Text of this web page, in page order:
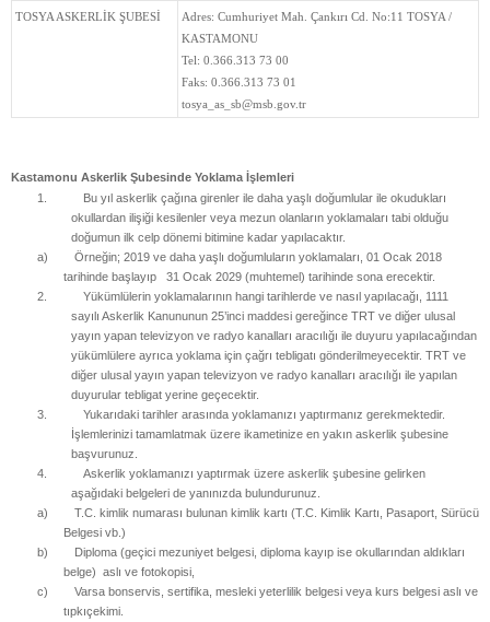
TOSYA ASKERLİK ŞUBESİ Adres: Cumhuriyet Mah. Çankırı Cd. No:11 TOSYA /
KASTAMONU
Tel: 0.366.313 73 00
Faks: 0.366.313 73 01
tosya_as_sb@msb.gov.tr
Kastamonu Askerlik Şubesinde Yoklama İşlemleri
1.
Bu yıl askerlik çağına girenler ile daha yaşlı doğumlular ile okudukları
okullardan ilişiği kesilenler veya mezun olanların yoklamaları tabi olduğu
doğumun ilk celp dönemi bitimine kadar yapılacaktır.
a)
Örneğin; 2019 ve daha yaşlı doğumluların yoklamaları, 01 Ocak 2018
tarihinde başlayıp 31 Ocak 2029 (muhtemel) tarihinde sona erecektir.
2.
Yükümlülerin yoklamalarının hangi tarihlerde ve nasıl yapılacağı, 1111
sayılı Askerlik Kanununun 25’inci maddesi gereğince TRT ve diğer ulusal
yayın yapan televizyon ve radyo kanalları aracılığı ile duyuru yapılacağından
yükümlülere ayrıca yoklama için çağrı tebligatı gönderilmeyecektir. TRT ve
diğer ulusal yayın yapan televizyon ve radyo kanalları aracılığı ile yapılan
duyurular tebligat yerine geçecektir.
3.
Yukarıdaki tarihler arasında yoklamanızı yaptırmanız gerekmektedir.
İşlemlerinizi tamamlatmak üzere ikametinize en yakın askerlik şubesine
başvurunuz.
4.
Askerlik yoklamanızı yaptırmak üzere askerlik şubesine gelirken
aşağıdaki belgeleri de yanınızda bulundurunuz.
a)
T.C. kimlik numarası bulunan kimlik kartı (T.C. Kimlik Kartı, Pasaport, Sürücü
Belgesi vb.)
b)
Diploma (geçici mezuniyet belgesi, diploma kayıp ise okullarından aldıkları
belge) aslı ve fotokopisi,
c)
Varsa bonservis, sertifika, mesleki yeterlilik belgesi veya kurs belgesi aslı ve
tıpkıçekimi.